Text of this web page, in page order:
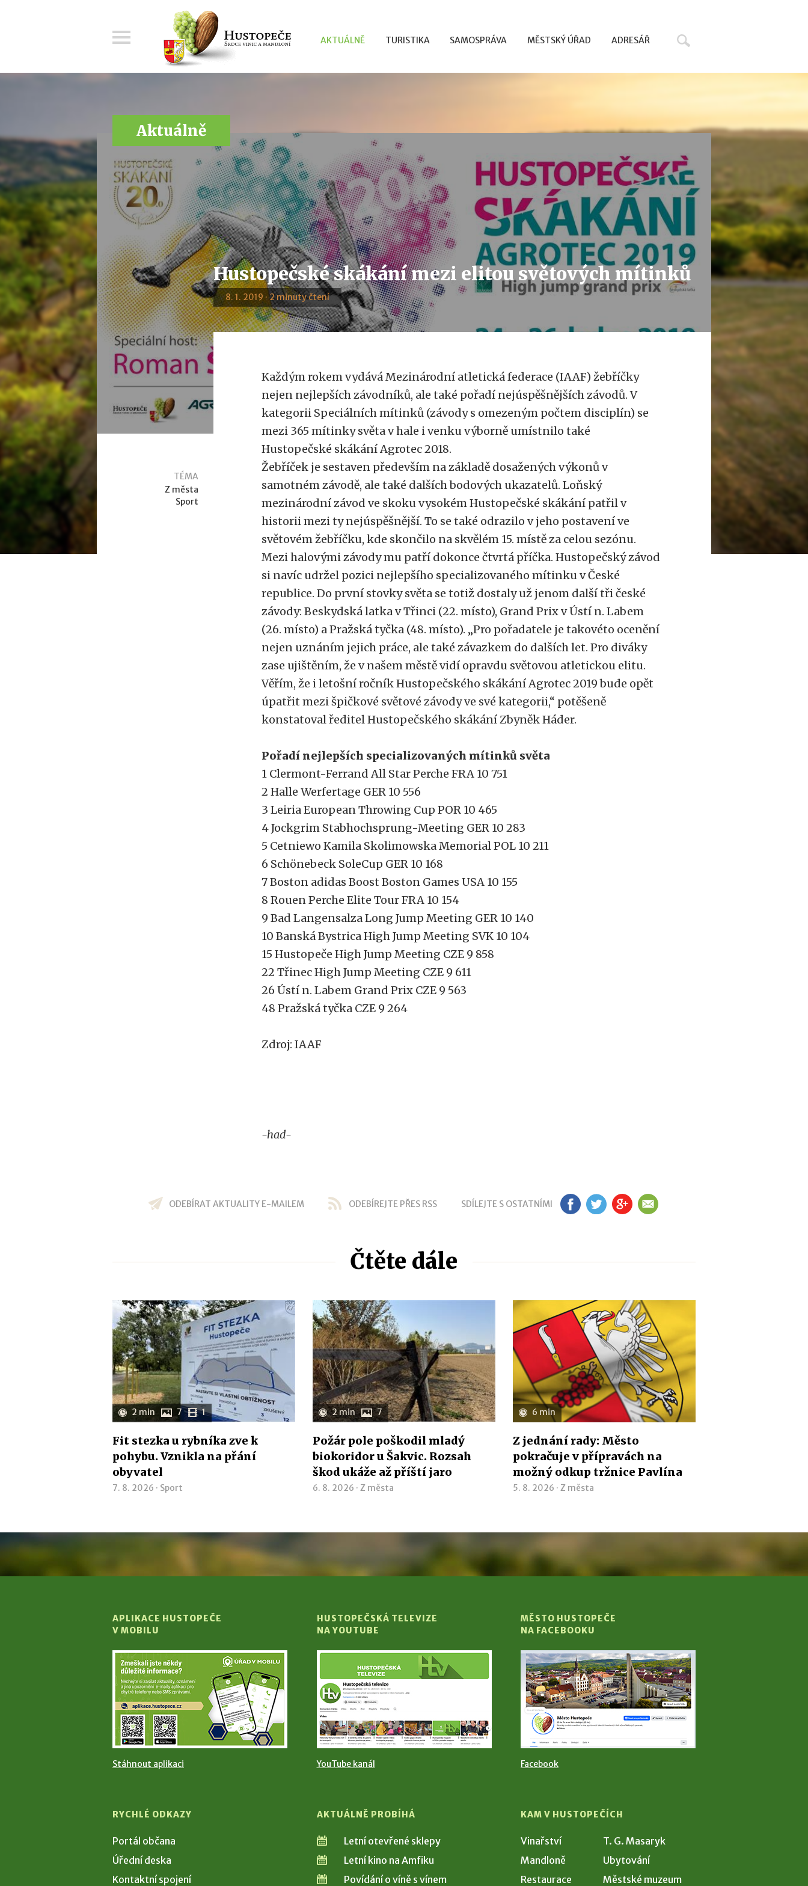
AKTUÁLNĚ TURISTIKA SAMOSPRÁVA MĚSTSKÝ ÚŘAD ADRESÁŘ
Aktuálně
Hustopečské skákání mezi elitou světových mítinků
8. 1. 2019 · 2 minuty čtení
TÉMA
Z města
Sport
Každým rokem vydává Mezinárodní atletická federace (IAAF) žebříčky
nejen nejlepších závodníků, ale také pořadí nejúspěšnějších závodů. V
kategorii Speciálních mítinků (závody s omezeným počtem disciplín) se
mezi 365 mítinky světa v hale i venku výborně umístnilo také
Hustopečské skákání Agrotec 2018.
Žebříček je sestaven především na základě dosažených výkonů v
samotném závodě, ale také dalších bodových ukazatelů. Loňský
mezinárodní závod ve skoku vysokém Hustopečské skákání patřil v
historii mezi ty nejúspěšnější. To se také odrazilo v jeho postavení ve
světovém žebříčku, kde skončilo na skvělém 15. místě za celou sezónu.
Mezi halovými závody mu patří dokonce čtvrtá příčka. Hustopečský závod
si navíc udržel pozici nejlepšího specializovaného mítinku v České
republice. Do první stovky světa se totiž dostaly už jenom další tři české
závody: Beskydská latka v Třinci (22. místo), Grand Prix v Ústí n. Labem
(26. místo) a Pražská tyčka (48. místo). „Pro pořadatele je takovéto ocenění
nejen uznáním jejich práce, ale také závazkem do dalších let. Pro diváky
zase ujištěním, že v našem městě vidí opravdu světovou atletickou elitu.
Věřím, že i letošní ročník Hustopečského skákání Agrotec 2019 bude opět
úpatřit mezi špičkové světové závody ve své kategorii,“ potěšeně
konstatoval ředitel Hustopečského skákání Zbyněk Háder.
Pořadí nejlepších specializovaných mítinků světa
1 Clermont-Ferrand All Star Perche FRA 10 751
2 Halle Werfertage GER 10 556
3 Leiria European Throwing Cup POR 10 465
4 Jockgrim Stabhochsprung-Meeting GER 10 283
5 Cetniewo Kamila Skolimowska Memorial POL 10 211
6 Schönebeck SoleCup GER 10 168
7 Boston adidas Boost Boston Games USA 10 155
8 Rouen Perche Elite Tour FRA 10 154
9 Bad Langensalza Long Jump Meeting GER 10 140
10 Banská Bystrica High Jump Meeting SVK 10 104
15 Hustopeče High Jump Meeting CZE 9 858
22 Třinec High Jump Meeting CZE 9 611
26 Ústí n. Labem Grand Prix CZE 9 563
48 Pražská tyčka CZE 9 264
Zdroj: IAAF
-had-
ODEBÍRAT AKTUALITY E-MAILEM ODEBÍREJTE PŘES RSS SDÍLEJTE S OSTATNÍMI FB TW GP EM
Čtěte dále
2 min 7 1
Fit stezka u rybníka zve k
pohybu. Vznikla na přání
obyvatel
7. 8. 2026 · Sport
2 min 7
Požár pole poškodil mladý
biokoridor u Šakvic. Rozsah
škod ukáže až příští jaro
6. 8. 2026 ·Z města
6 min
Z jednání rady: Město
pokračuje v přípravách na
možný odkup tržnice Pavlína
5. 8. 2026 ·Z města
APLIKACE HUSTOPEČE
V MOBILU
Stáhnout aplikaci
HUSTOPEČSKÁ TELEVIZE
NA YOUTUBE
YouTube kanál
MĚSTO HUSTOPEČE
NA FACEBOOKU
Facebook
RYCHLÉ ODKAZY
Portál občana
Úřední deska
Kontaktní spojení
AKTUÁLNĚ PROBÍHÁ
Letní otevřené sklepy
Letní kino na Amfiku
Povídání o víně s vínem
KAM V HUSTOPEČÍCH
Vinařství
T. G. Masaryk
Mandloně
Ubytování
Restaurace
Městské muzeum